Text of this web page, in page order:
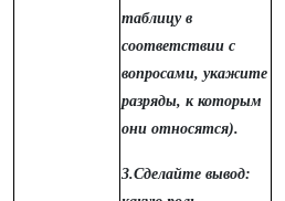
таблицу в
соответствии с
вопросами, укажите
разряды, к которым
они относятся).
3.Сделайте вывод: